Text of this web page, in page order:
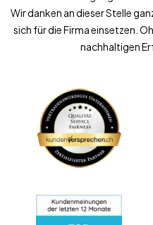
Wir danken an dieser Stelle
sich für die Firma einsetzen.
nachhaltigen